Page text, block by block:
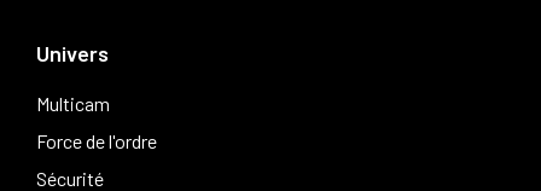
Univers
Multicam
Force de l'ordre
Sécurité